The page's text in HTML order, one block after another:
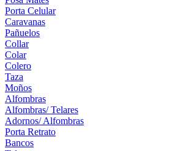
Porta Celular
Caravanas
Pañuelos
Collar
Colar
Colero
Taza
Moños
Alfombras
Alfombras/ Telares
Adornos/ Alfombras
Porta Retrato
Bancos